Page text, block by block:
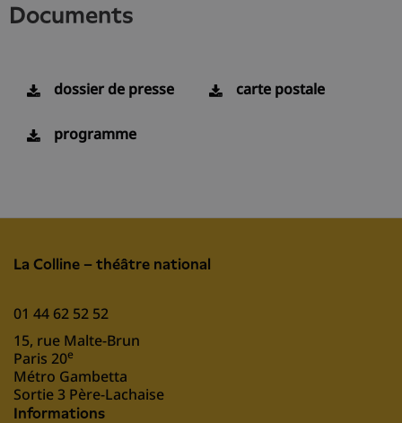
documents
dossier de presse carte postale
programme
La Colline – théâtre national
01 44 62 52 52
15, rue Malte-Brun
Paris 20e
Métro Gambetta
Sortie 3 Père-Lachaise
Informations